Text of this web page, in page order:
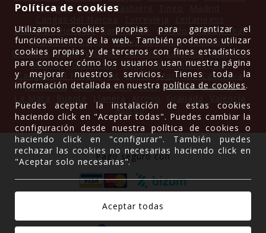
Aragón Pancar Castuera
Alcalá De Henares San Roman Oviedo
Ciudad Real
Mieres Del Camin Ribera de Arriba Valladolid
Córdoba
Cádiz Villayón Sisterna Castiellu Castuera
Madrid Pontevedra Lugo Santillana del Mar
Cangas Del Narcea
Vic Avilés Moral De Calatrava
Cantabria León Ferrera León Llanes Llastres
Asiego
Pago seguro con
Gracias a
Política de cookies
Utilizamos cookies propias para garantizar el
funcionamiento de la web. También podemos utilizar
cookies propias y de terceros con fines estadísticos
para conocer cómo los usuarios usan nuestra página
y mejorar nuestros servicios. Tienes toda la
información detallada en nuestrapolítica de cookies.
Puedes aceptar la instalación de estas cookies
haciendo click en "Aceptar todas". Puedes cambiar la
configuración desde nuestra política de cookies o
haciendo click en "configurar". También puedes
rechazar las cookies no necesarias haciendo click en
"Aceptar solo necesarias".